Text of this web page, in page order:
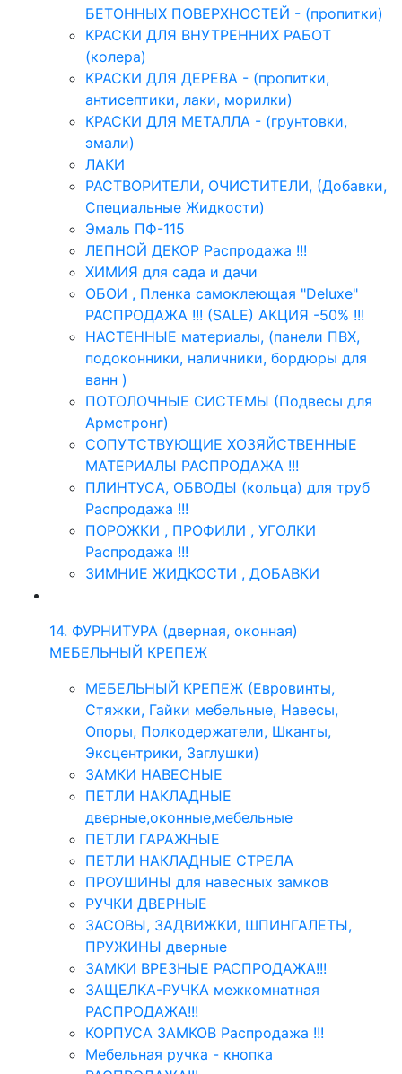
БЕТОННЫХ ПОВЕРХНОСТЕЙ - (пропитки)
КРАСКИ ДЛЯ ВНУТРЕННИХ РАБОТ
(колера)
КРАСКИ ДЛЯ ДЕРЕВА - (пропитки,
антисептики, лаки, морилки)
КРАСКИ ДЛЯ МЕТАЛЛА - (грунтовки,
эмали)
ЛАКИ
РАСТВОРИТЕЛИ, ОЧИСТИТЕЛИ, (Добавки,
Специальные Жидкости)
Эмаль ПФ-115
ЛЕПНОЙ ДЕКОР Распродажа !!!
ХИМИЯ для сада и дачи
ОБОИ , Пленка самоклеющая "Deluxe"
РАСПРОДАЖА !!! (SALE) АКЦИЯ -50% !!!
НАСТЕННЫЕ материалы, (панели ПВХ,
подоконники, наличники, бордюры для
ванн )
ПОТОЛОЧНЫЕ СИСТЕМЫ (Подвесы для
Армстронг)
СОПУТСТВУЮЩИЕ ХОЗЯЙСТВЕННЫЕ
МАТЕРИАЛЫ РАСПРОДАЖА !!!
ПЛИНТУСА, ОБВОДЫ (кольца) для труб
Распродажа !!!
ПОРОЖКИ , ПРОФИЛИ , УГОЛКИ
Распродажа !!!
ЗИМНИЕ ЖИДКОСТИ , ДОБАВКИ
14. ФУРНИТУРА (дверная, оконная)
МЕБЕЛЬНЫЙ КРЕПЕЖ
МЕБЕЛЬНЫЙ КРЕПЕЖ (Евровинты,
Стяжки, Гайки мебельные, Навесы,
Опоры, Полкодержатели, Шканты,
Эксцентрики, Заглушки)
ЗАМКИ НАВЕСНЫЕ
ПЕТЛИ НАКЛАДНЫЕ
дверные,оконные,мебельные
ПЕТЛИ ГАРАЖНЫЕ
ПЕТЛИ НАКЛАДНЫЕ СТРЕЛА
ПРОУШИНЫ для навесных замков
РУЧКИ ДВЕРНЫЕ
ЗАСОВЫ, ЗАДВИЖКИ, ШПИНГАЛЕТЫ,
ПРУЖИНЫ дверные
ЗАМКИ ВРЕЗНЫЕ РАСПРОДАЖА!!!
ЗАЩЕЛКА-РУЧКА межкомнатная
РАСПРОДАЖА!!!
КОРПУСА ЗАМКОВ Распродажа !!!
Мебельная ручка - кнопка